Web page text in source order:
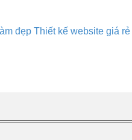
đẹp Thiết kế website giá rẻ